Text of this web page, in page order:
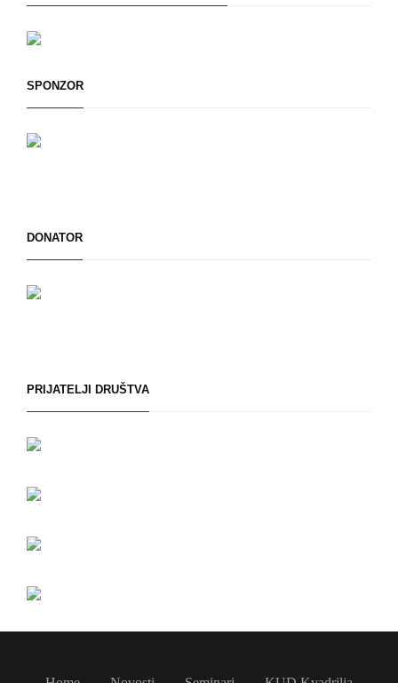
SPONZOR
DONATOR
PRIJATELJI DRUŠTVA